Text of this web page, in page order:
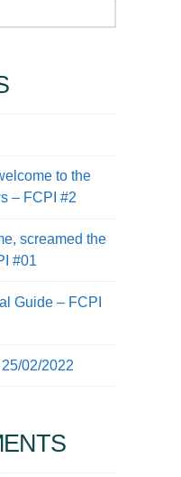
to the
– FCPI #2
screamed the
#01
Guide – FCPI
02/2022